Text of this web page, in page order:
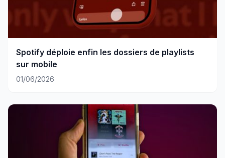
Spotify déploie enfin les dossiers de playlists
sur mobile
01/06/2026